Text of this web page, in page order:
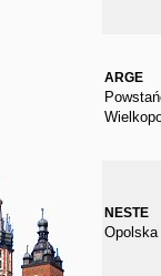
ARGE
NESTE
Opolska